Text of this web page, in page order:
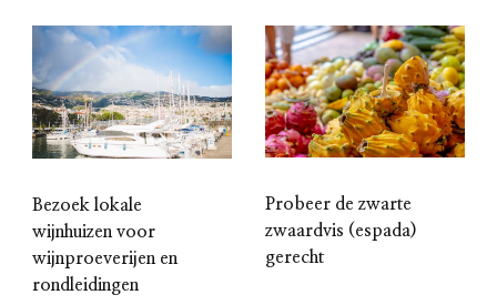
Bezoek lokale
wijnhuizen voor
wijnproeverijen en
rondleidingen
Probeer de zwarte
zwaardvis (espada)
gerecht